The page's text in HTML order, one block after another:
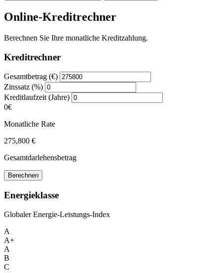
Online-Kreditrechner
Berechnen Sie Ihre monatliche Kreditzahlung.
Kreditrechner
Gesamtbetrag (€)
Zinssatz (%)
Kreditlaufzeit (Jahre)
0€
Monatliche Rate
275,800 €
Gesamtdarlehensbetrag
Berechnen
Energieklasse
Globaler Energie-Leistungs-Index
A
A+
A
B
C